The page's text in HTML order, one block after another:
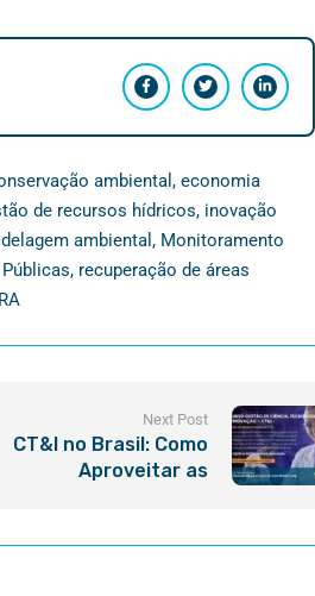
ambiental , economia
de recursos hídricos, inovação
ambiental , Monitoramento
, recuperação de áreas
Next Post
CT&I no Brasil: Como
Aproveitar as